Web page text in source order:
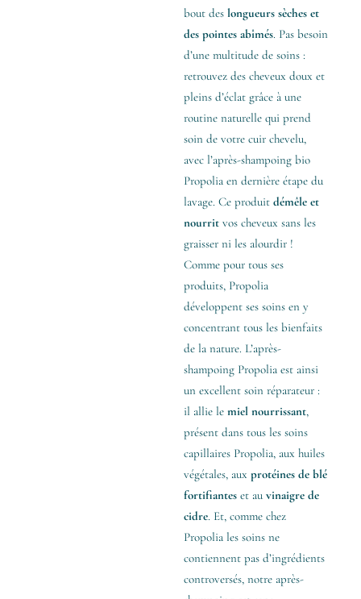
bout des longueurs sèches et
des pointes abîmés. Pas besoin
d’une multitude de soins :
retrouvez des cheveux doux et
pleins d’éclat grâce à une
routine naturelle qui prend
soin de votre cuir chevelu,
avec l’après-shampoing bio
Propolia en dernière étape du
lavage. Ce produit démêle et
nourritvos cheveux sans les
graisser ni les alourdir !
Comme pour tous ses
produits, Propolia
développent ses soins en y
concentrant tous les bienfaits
de la nature. L’après-
shampoing Propolia est ainsi
un excellent soin réparateur :
il allie le miel nourrissant,
présent dans tous les soins
capillaires Propolia, aux huiles
végétales, aux protéines de blé
fortifianteset au vinaigre de
cidre. Et, comme chez
Propolia les soins ne
contiennent pas d’ingrédients
controversés, notre après-